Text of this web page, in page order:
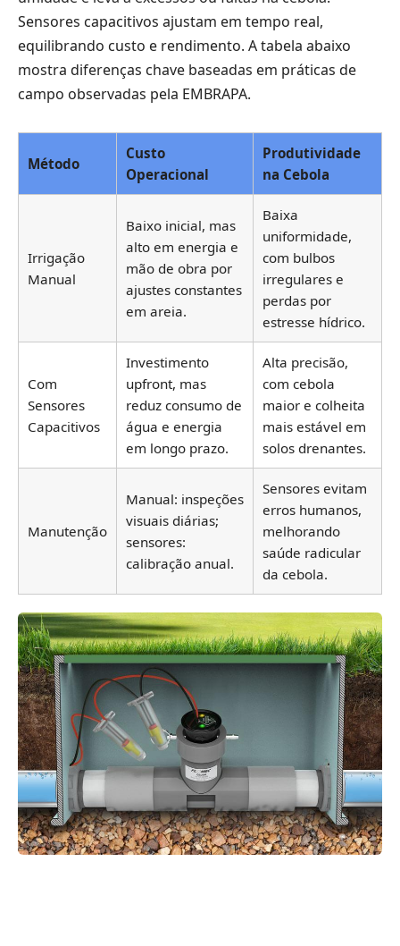
Sensores capacitivos ajustam em tempo real,
equilibrando custo e rendimento. A tabela abaixo
mostra diferenças chave baseadas em práticas de
campo observadas pela EMBRAPA.
Método
Custo
Operacional
Produtividade
na Cebola
Irrigação
Manual
Baixo inicial, mas
alto em energia e
mão de obra por
ajustes constantes
em areia.
Baixa
uniformidade,
com bulbos
irregulares e
perdas por
estresse hídrico.
Com
Sensores
Capacitivos
Investimento
upfront, mas
reduz consumo de
água e energia
em longo prazo.
Alta precisão,
com cebola
maior e colheita
mais estável em
solos drenantes.
Manutenção
Manual: inspeções
visuais diárias;
sensores:
calibração anual.
Sensores evitam
erros humanos,
melhorando
saúde radicular
da cebola.